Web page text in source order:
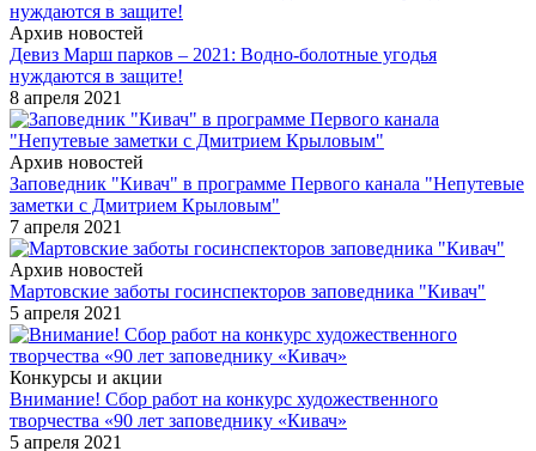
Архив новостей
Девиз Марш парков – 2021: Водно-болотные угодья
нуждаются в защите!
8 апреля 2021
Архив новостей
Заповедник "Кивач" в программе Первого канала "Непутевые
заметки с Дмитрием Крыловым"
7 апреля 2021
Архив новостей
Мартовские заботы госинспекторов заповедника "Кивач"
5 апреля 2021
Конкурсы и акции
Внимание! Сбор работ на конкурс художественного
творчества «90 лет заповеднику «Кивач»
5 апреля 2021